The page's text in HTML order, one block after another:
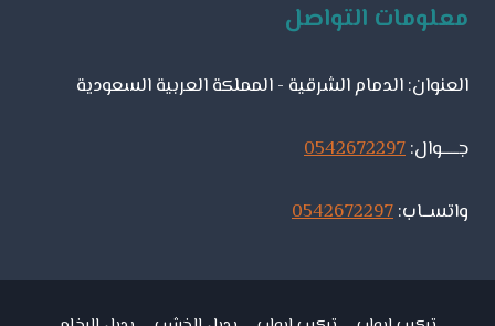
معلومات التواصل
العنوان: الدمام الشرقية - المملكة العربية السعودية
جـــــوال:0542672297
واتســاب:0542672297